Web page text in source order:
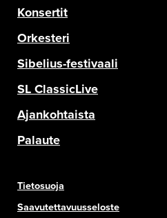
Konsertit
Orkesteri
Sibelius-festivaali
SL ClassicLive
Ajankohtaista
Palaute
Tietosuoja
Saavutettavuusseloste